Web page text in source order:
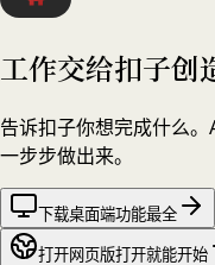
工作交给扣子创
告诉扣子你想完成什么
一步步做出来。
下载桌面端功能最全
打开网页版打开就能开始